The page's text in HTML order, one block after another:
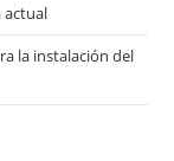
actual
la instalación del